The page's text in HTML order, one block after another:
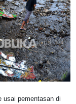
usai pementasan di